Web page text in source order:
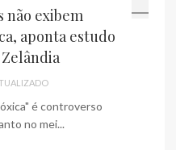
não exibem
aponta estudo
é controverso
no mei...